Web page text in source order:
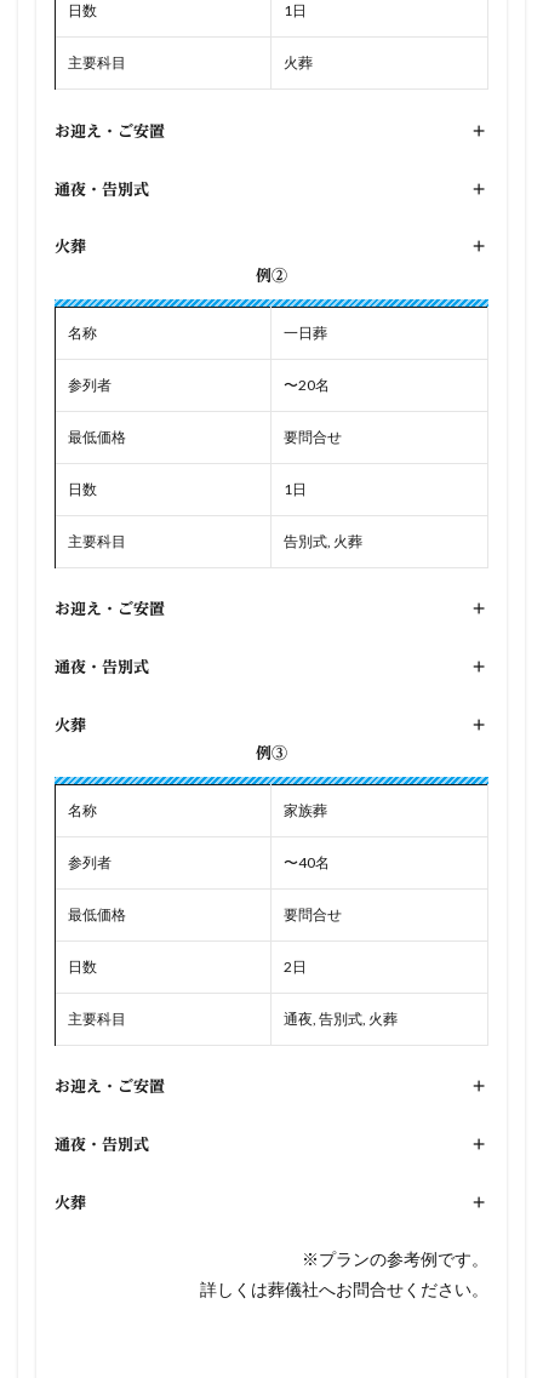
日数 1日
主要科目 火葬
お迎え・ご安置 +
通夜・告別式 +
火葬
+
例②
名称 一日葬
参列者 〜20名
最低価格 要問合せ
日数 1日
主要科目 告別式, 火葬
お迎え・ご安置 +
通夜・告別式 +
火葬
+
例③
名称 家族葬
参列者 〜40名
最低価格 要問合せ
日数 2日
主要科目 通夜, 告別式, 火葬
お迎え・ご安置 +
通夜・告別式 +
火葬 +
※プランの参考例です。
詳しくは葬儀社へお問合せください。